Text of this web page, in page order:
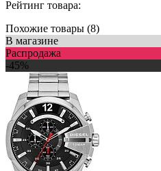
Рейтинг товара:
Похожие товары (8)
В магазине
Распродажа
-45%